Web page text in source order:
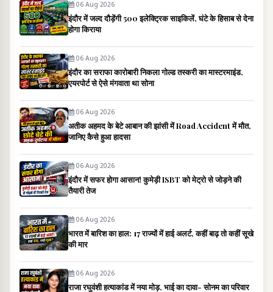
06 Aug 2026
इंदौर में जल्द दौड़ेंगी 500 इलेक्ट्रिक साइकिलें, घंटे के हिसाब से देना
होगा किराया
06 Aug 2026
इंदौर का सराफा कारोबारी निकला गोल्ड तस्करी का मास्टरमाइंड,
एयरपोर्ट से ऐसे मंगवाता था सोना
06 Aug 2026
अतीक अहमद के बेटे आबान की झांसी में Road Accident में मौत,
जानिए कैसे हुआ हादसा
06 Aug 2026
इंदौर में सफर होगा आसान! कुमेड़ी ISBT को मेट्रो से जोड़ने की
तैयारी तेज
06 Aug 2026
भारत में बारिश का हाल: 17 राज्यों में हाई अलर्ट, कहीं बाढ़ तो कहीं सूखे
की मार
06 Aug 2026
राजा रघुवंशी हत्याकांड में नया मोड़, भाई का दावा- सोनम का परिवार